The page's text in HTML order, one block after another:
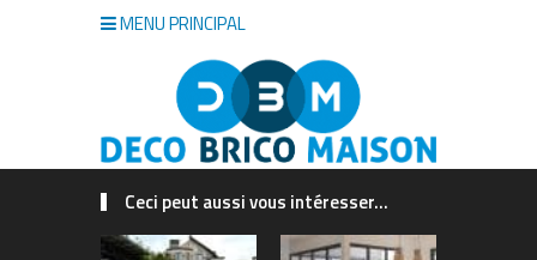
MENU PRINCIPAL
Ceci peut aussi vous intéresser...